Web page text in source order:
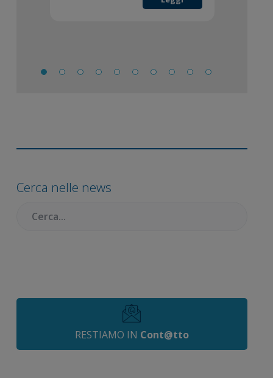
primaria
Cerca nelle news
RESTIAMO IN Cont@tto